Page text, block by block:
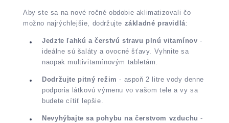
Aby ste sa na nové ročné obdobie aklimatizovali čo
možno najrýchlejšie, dodržujte základné pravidlá:
Jedzte ľahkú a čerstvú stravu plnú vitamínov -
ideálne sú šaláty a ovocné šťavy. Vyhnite sa
naopak multivitamínovým tabletám.
Dodržujte pitný režim - aspoň 2 litre vody denne
podporia látkovú výmenu vo vašom tele a vy sa
budete cítiť lepšie.
Nevyhýbajte sa pohybu na čerstvom vzduchu -